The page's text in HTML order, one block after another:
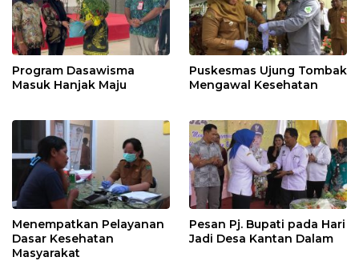
Program Dasawisma
Masuk Hanjak Maju
Puskesmas Ujung Tombak
Mengawal Kesehatan
Menempatkan Pelayanan
Dasar Kesehatan
Masyarakat
Pesan Pj. Bupati pada Hari
Jadi Desa Kantan Dalam